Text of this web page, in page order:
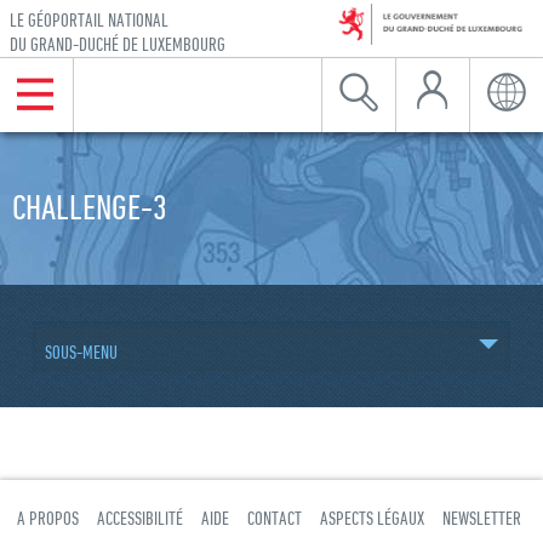
Aller à la navigation
Aller au contenu
LE GÉOPORTAIL NATIONAL
DU GRAND-DUCHÉ DE LUXEMBOURG
Menu Recherche
Mon Compte
CHALLENGE-3
SOUS-MENU
A PROPOS ACCESSIBILITÉ AIDE CONTACT ASPECTS LÉGAUX NEWSLETTER